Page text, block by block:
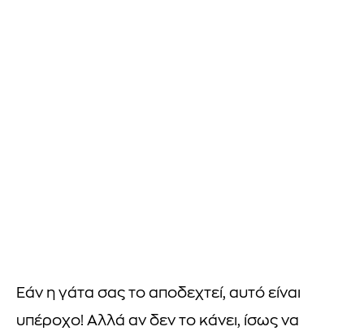
Εάν η γάτα σας το αποδεχτεί, αυτό είναι
υπέροχο! Αλλά αν δεν το κάνει, ίσως να